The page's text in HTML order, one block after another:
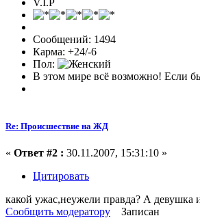
Сообщений: 1494
Карма: +24/-6
Пол:
В этом мире всё возможно! Если
Re: Происшествие на ЖД
« Ответ #2 : 30.11.2007, 15:31:10 »
Цитировать
какой ужас,неужели правда? А девушка
Сообщить модератору
Записан